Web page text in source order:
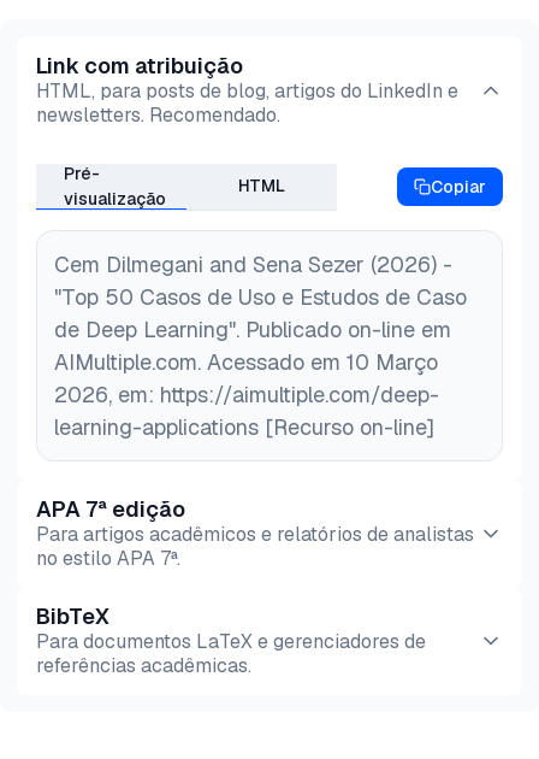
Link com atribuição
HTML, para posts de blog, artigos do LinkedIn e
newsletters. Recomendado.
Pré-
visualização
HTML Copiar
Cem Dilmegani and Sena Sezer (2026) -
"Top 50 Casos de Uso e Estudos de Caso
de Deep Learning". Publicado on-line em
AIMultiple.com. Acessado em 10 Março
2026, em: https://aimultiple.com/deep-
learning-applications [Recurso on-line]
APA 7ª edição
Para artigos acadêmicos e relatórios de analistas
no estilo APA 7ª.
Pré-
visualização
HTML
BibTeX
Para documentos LaTeX e gerenciadores de
referências acadêmicas.